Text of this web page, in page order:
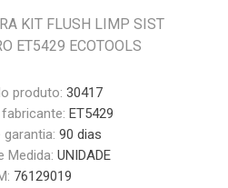
KIT FLUSH LIMP SIST
ET5429 ECOTOOLS
produto: 30417
ET5429
90 dias
Medida: UNIDADE
76129019